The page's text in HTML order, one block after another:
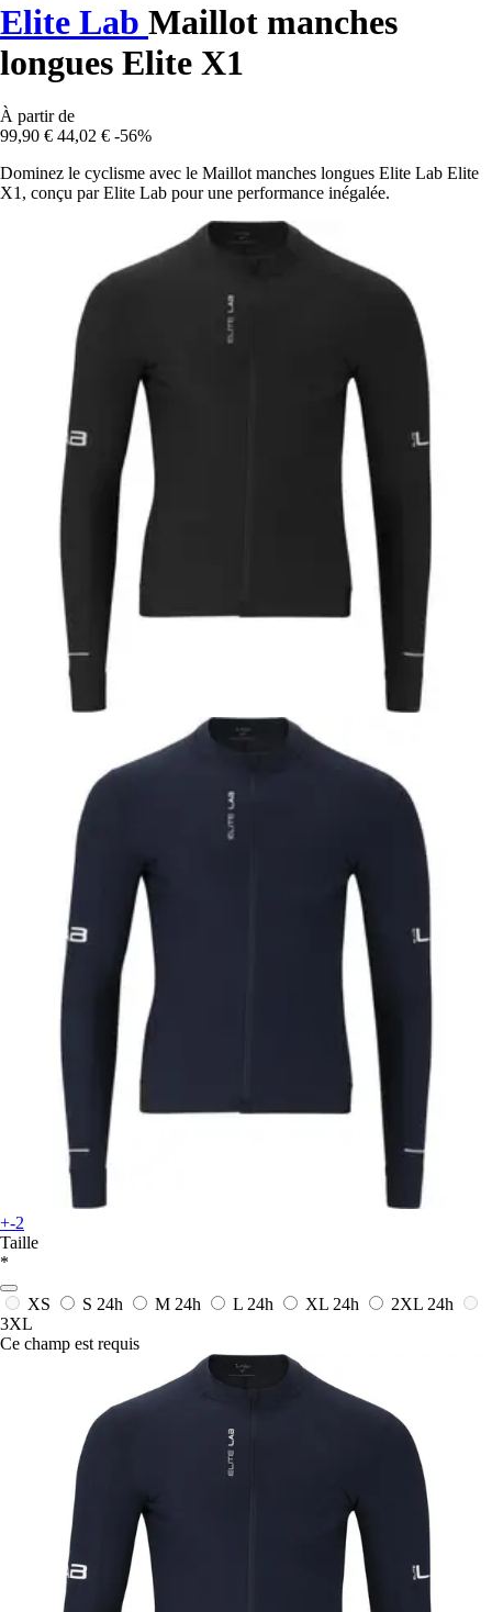
Elite Lab Maillot manches
longues Elite X1
À partir de
99,90 € 44,02 € -56%
Dominez le cyclisme avec le Maillot manches longues Elite Lab Elite
X1, conçu par Elite Lab pour une performance inégalée.
+-2
Taille
*
XS S 24h M 24h L 24h XL 24h 2XL 24h
3XL
Ce champ est requis